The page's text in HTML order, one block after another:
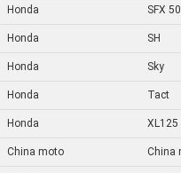
Honda SFX 50
Honda SH
Honda Sky
Honda Tact
Honda XL125
China moto China